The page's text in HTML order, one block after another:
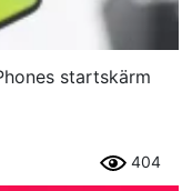
startskärm
404